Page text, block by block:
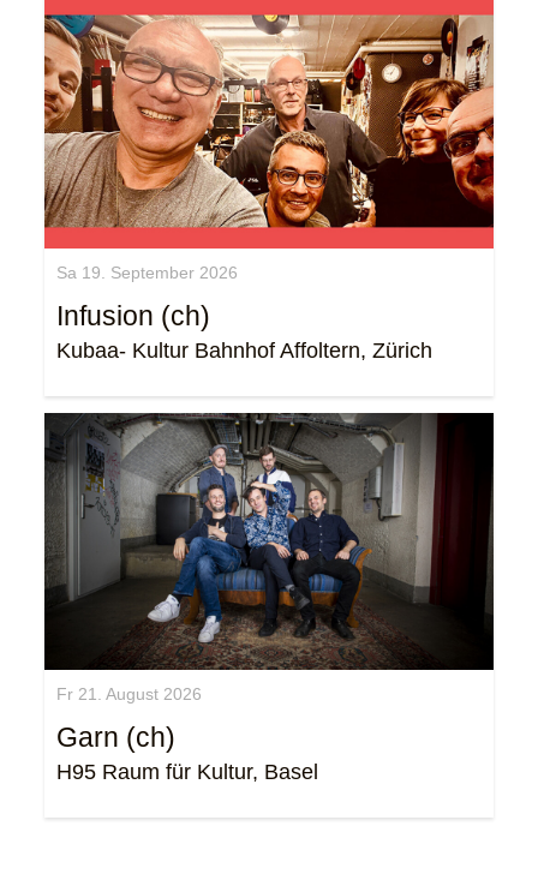
Sa 19. September 2026
Infusion (ch)
Kubaa- Kultur Bahnhof Affoltern, Zürich
Fr 21. August 2026
Garn (ch)
H95 Raum für Kultur, Basel